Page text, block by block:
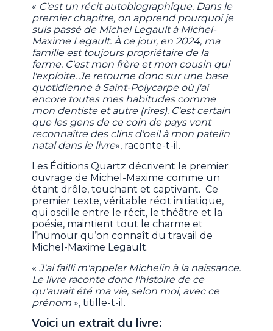
« C'est un récit autobiographique. Dans le
premier chapitre, on apprend pourquoi je
suis passé de Michel Legault à Michel-
Maxime Legault. À ce jour, en 2024, ma
famille est toujours propriétaire de la
ferme. C'est mon frère et mon cousin qui
l'exploite. Je retourne donc sur une base
quotidienne à Saint-Polycarpe où j'ai
encore toutes mes habitudes comme
mon dentiste et autre (rires). C'est certain
que les gens de ce coin de pays vont
reconnaître des clins d'oeil à mon patelin
natal dans le livre», raconte-t-il.
Les Éditions Quartz décrivent le premier
ouvrage de Michel-Maxime comme un
étant drôle, touchant et captivant. Ce
premier texte, véritable récit initiatique,
qui oscille entre le récit, le théâtre et la
poésie, maintient tout le charme et
l’humour qu’on connaît du travail de
Michel-Maxime Legault.
«J'ai failli m'appeler Michelin à la naissance.
Le livre raconte donc l'histoire de ce
qu'aurait été ma vie, selon moi, avec ce
prénom», titille-t-il.
Voici un extrait du livre: